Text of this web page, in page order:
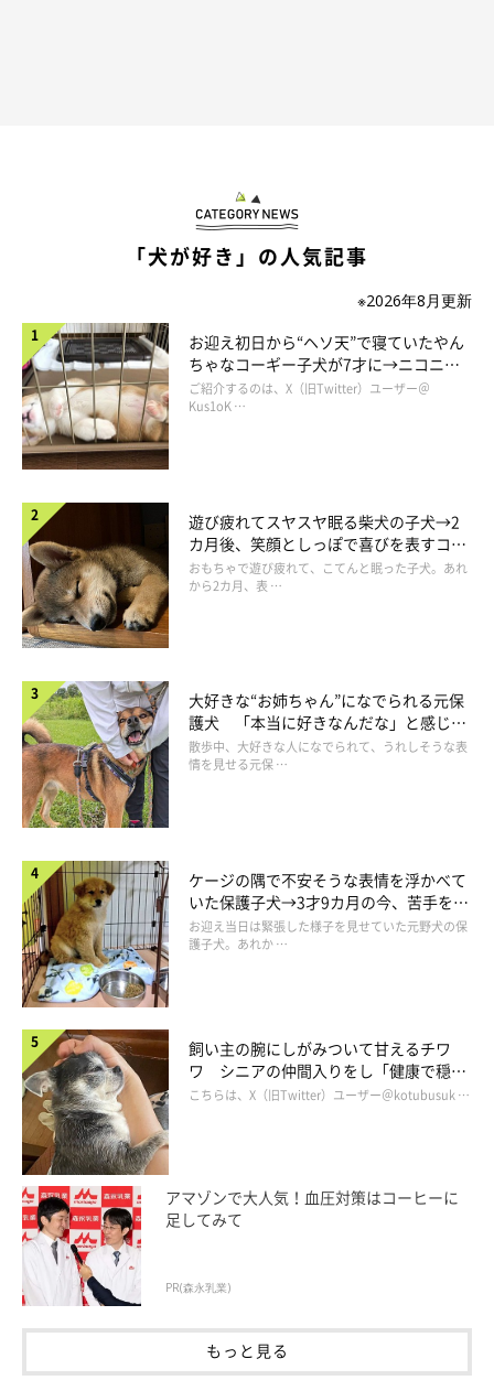
ヤマトくんちでご挨拶しないとね
闘病中のヤマトくんは寝ている時間が増えたそうで、この日は会
うことができませんでしたが、ヤマトくんのパパとマにおやつを
もらって元気を取り戻したマロたんです。
「犬が好き」の人気記事
※2026年8月更新
お迎え初日から“ヘソ天”で寝ていたやん
ちゃなコーギー子犬が7才に→ニコニ
コ“コーギースマイル”が魅力のコに成
長！
ご紹介するのは、X（旧Twitter）ユーザー＠
Kus1oK …
遊び疲れてスヤスヤ眠る柴犬の子犬→2
カ月後、笑顔としっぽで喜びを表すコに
成長！
おもちゃで遊び疲れて、こてんと眠った子犬。あれ
から2カ月、表 …
大好きな“お姉ちゃん”になでられる元保
護犬 「本当に好きなんだな」と感じる
表情にほっこり
散歩中、大好きな人になでられて、うれしそうな表
情を見せる元保 …
ケージの隅で不安そうな表情を浮かべて
いた保護子犬→3才9カ月の今、苦手を克
服し頼もしいコに成長！
お迎え当日は緊張した様子を見せていた元野犬の保
護子犬。あれか …
飼い主の腕にしがみついて甘えるチワ
ワ シニアの仲間入りをし「健康で穏や
かな暮らしが続いてほしい」と願う
こちらは、X（旧Twitter）ユーザー＠kotubusuk …
アマゾンで大人気！血圧対策はコーヒーに
足してみて
PR(森永乳業)
もっと見る